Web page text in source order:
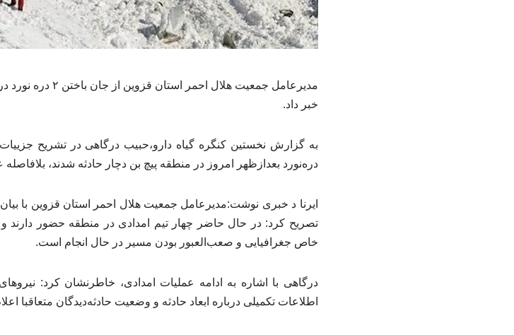
مدیرعامل جمعیت
خبر داد.
دره‌نورد بعدازظهر امروز در منطقه پیچ‌ بن دچار حادثه شدند،
تصریح کرد: در حال حاضر چهار تیم امدادی در منطقه حضور دارند
خاص جغرافیایی و صعب‌العبور بودن مسیر در حال انجام است.
درگاهی با اشاره به ادامه عملیات امدادی، خاطرنشان کرد:
اطلاعات تکمیلی درباره ابعاد حادثه و وضعیت حادثه‌دیدگان متعاقبا